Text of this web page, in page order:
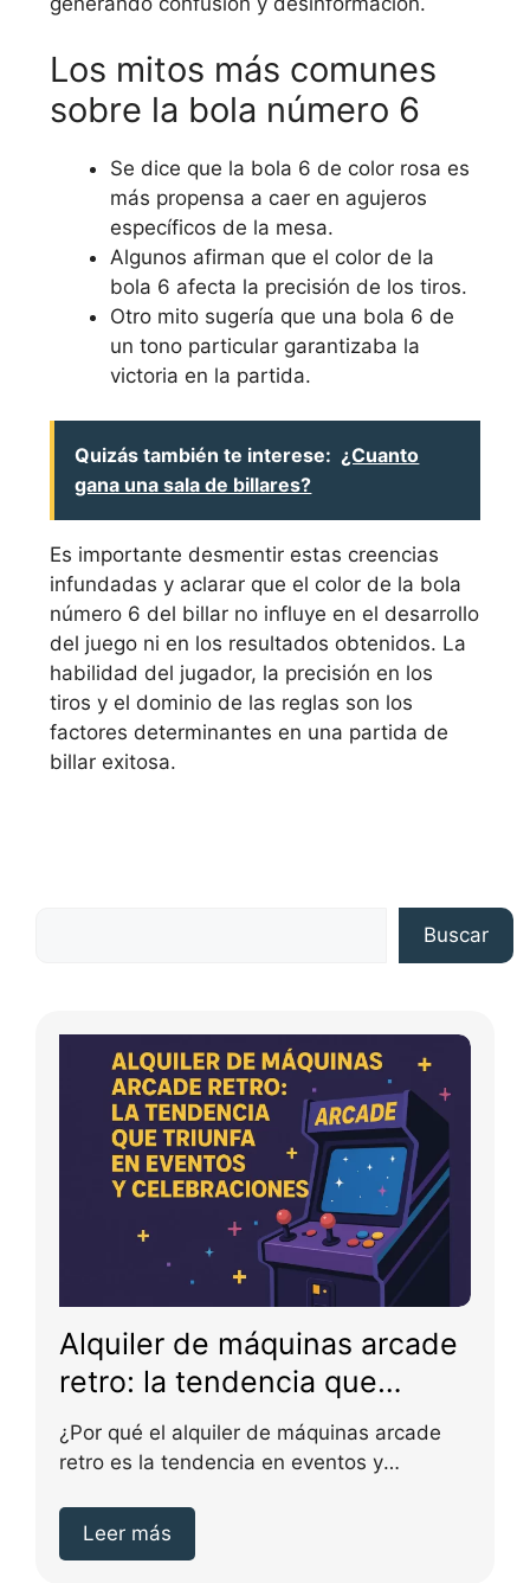
Los mitos más comunes
sobre la bola número 6
Se dice que la bola 6 de color rosa es
más propensa a caer en agujeros
específicos de la mesa.
Algunos afirman que el color de la
bola 6 afecta la precisión de los tiros.
Otro mito sugería que una bola 6 de
un tono particular garantizaba la
victoria en la partida.
Quizás también te interese: ¿Cuanto
gana una sala de billares?
Es importante desmentir estas creencias
infundadas y aclarar que el color de la bola
número 6 del billar no influye en el desarrollo
del juego ni en los resultados obtenidos. La
habilidad del jugador, la precisión en los
tiros y el dominio de las reglas son los
factores determinantes en una partida de
billar exitosa.
Buscar
Alquiler de máquinas arcade
retro: la tendencia que
triunfa en eventos y
celebraciones
¿Por qué el alquiler de máquinas arcade
retro es la tendencia en eventos y
Leer más